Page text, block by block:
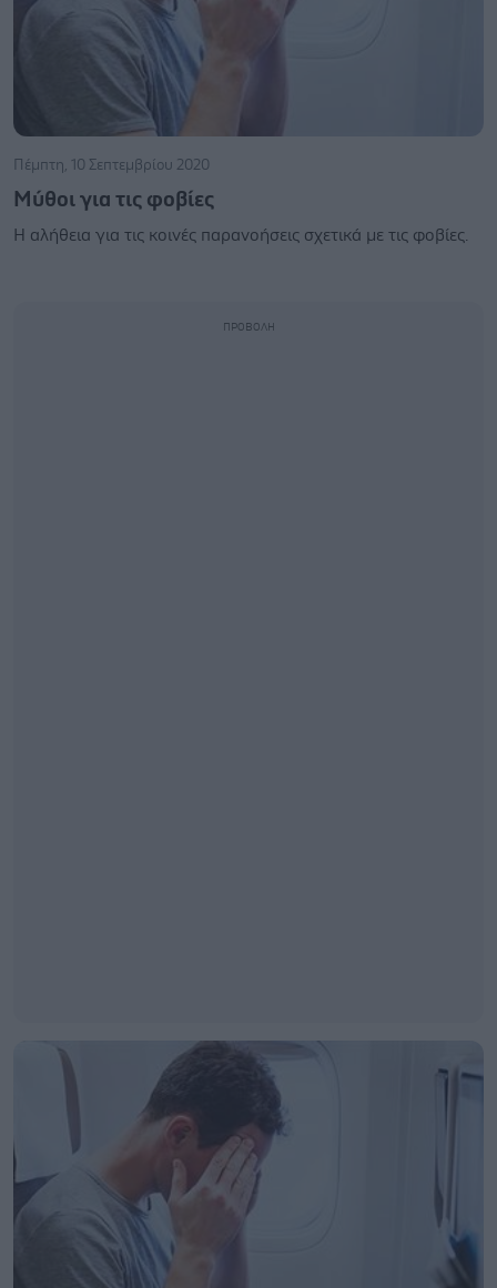
Πέμπτη, 10 Σεπτεμβρίου 2020
Μύθοι για τις φοβίες
Η αλήθεια για τις κοινές παρανοήσεις σχετικά με τις φοβίες.